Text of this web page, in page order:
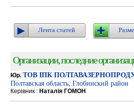
Лента статей
Организации, последние
Юр. ТОВ ІПК
Полтавская область, Глобинский район
Керівник : Наталія ГОМОН